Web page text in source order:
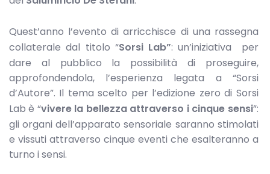
Quest’anno l’evento di arricchisce di una rassegna
collaterale dal titolo “Sorsi Lab”: un’iniziativa per
dare al pubblico la possibilità di proseguire,
approfondendola, l’esperienza legata a “Sorsi
d’Autore”. Il tema scelto per l’edizione zero di Sorsi
Lab è “vivere la bellezza attraverso i cinque sensi”:
gli organi dell’apparato sensoriale saranno stimolati
e vissuti attraverso cinque eventi che esalteranno a
turno i sensi.